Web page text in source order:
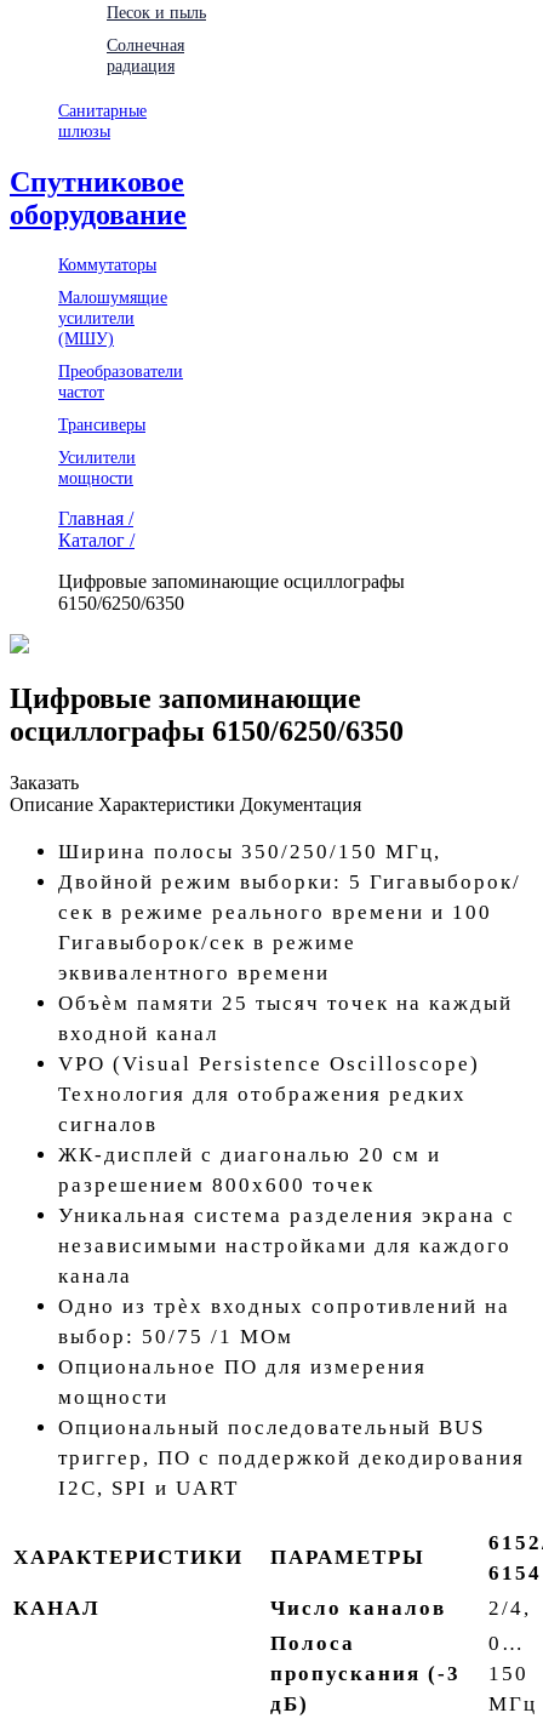
Песок и пыль
Солнечная
радиация
Санитарные
шлюзы
Спутниковое
оборудование
Коммутаторы
Малошумящие
усилители
(МШУ)
Преобразователи
частот
Трансиверы
Усилители
мощности
Главная /
Каталог /
Цифровые запоминающие осциллографы
6150/6250/6350
Цифровые запоминающие
осциллографы 6150/6250/6350
Заказать
Описание Характеристики Документация
Ширина полосы 350/250/150 МГц,
Двойной режим выборки: 5 Гигавыборок/
сек в режиме реального времени и 100
Гигавыборок/сек в режиме
эквивалентного времени
Объѐм памяти 25 тысяч точек на каждый
входной канал
VPO (Visual Persistence Oscilloscope)
Технология для отображения редких
сигналов
ЖК-дисплей с диагональю 20 см и
разрешением 800х600 точек
Уникальная система разделения экрана с
независимыми настройками для каждого
канала
Одно из трѐх входных сопротивлений на
выбор: 50/75 /1 МОм
Опциональное ПО для измерения
мощности
Опциональный последовательный BUS
триггер, ПО с поддержкой декодирования
I2C, SPI и UART
ХАРАКТЕРИСТИКИ ПАРАМЕТРЫ
6154
КАНАЛ
Число каналов
2/4,
Полоса
пропускания (-3
дБ)
0…
150
МГц